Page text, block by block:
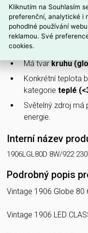
Světelný zdroj je
světla podle
Pracuje při
komerční instalace.
Má tvarkruhu
Konkrétní teplota
kategorie teplé
Světelný zdroj má
energie.
Interní název
1906LGL80D 8W/922
Podrobný popis
Vintage 1906 Globe 80
Vintage 1906 LED
Kliknutím na Souhlasím
preferenční, analytické i
pohodlné používání
reklamou. Své
cookies.